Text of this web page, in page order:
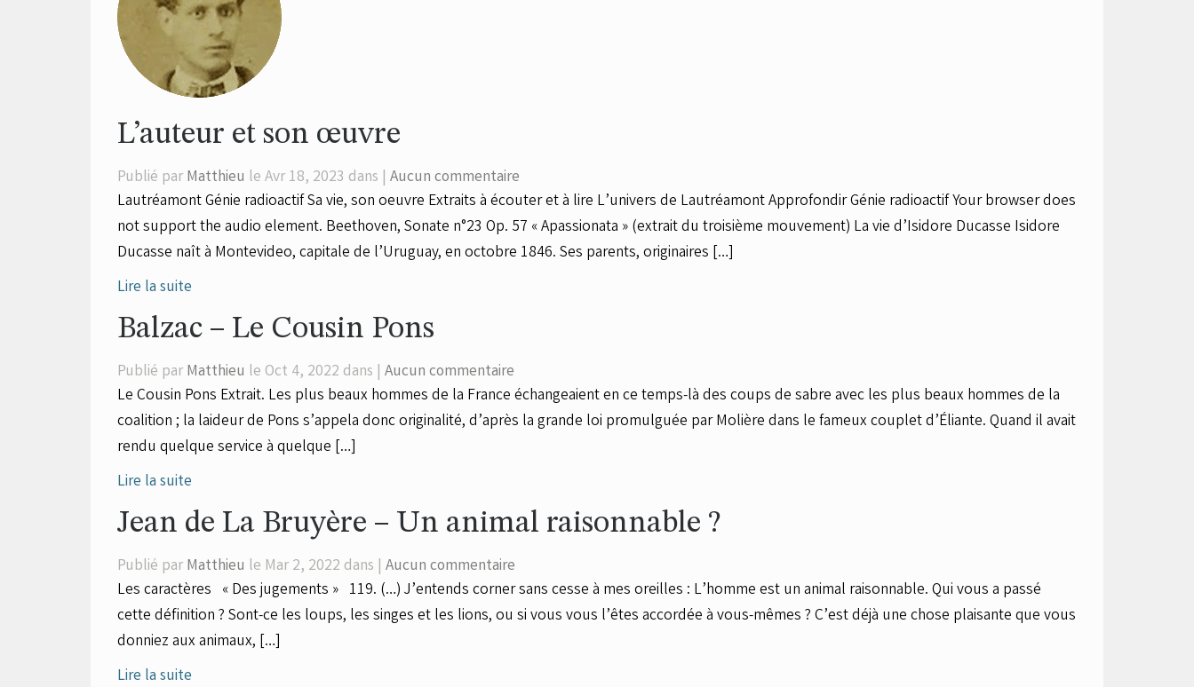
L’auteur et son œuvre
Publié par Matthieu le Avr 18, 2023 dans | Aucun commentaire
Lautréamont Génie radioactif Sa vie, son oeuvre Extraits à écouter et à lire L’univers de Lautréamont Approfondir Génie radioactif Your browser does
not support the audio element. Beethoven, Sonate n°23 Op. 57 « Apassionata » (extrait du troisième mouvement) La vie d’Isidore Ducasse Isidore
Ducasse naît à Montevideo, capitale de l’Uruguay, en octobre 1846. Ses parents, originaires […]
Lire la suite
Balzac – Le Cousin Pons
Publié par Matthieu le Oct 4, 2022 dans | Aucun commentaire
Le Cousin Pons Extrait. Les plus beaux hommes de la France échangeaient en ce temps-là des coups de sabre avec les plus beaux hommes de la
coalition ; la laideur de Pons s’appela donc originalité, d’après la grande loi promulguée par Molière dans le fameux couplet d’Éliante. Quand il avait
rendu quelque service à quelque […]
Lire la suite
Jean de La Bruyère – Un animal raisonnable ?
Publié par Matthieu le Mar 2, 2022 dans | Aucun commentaire
Les caractères « Des jugements » 119. (…) J’entends corner sans cesse à mes oreilles : L’homme est un animal raisonnable. Qui vous a passé
cette définition ? Sont-ce les loups, les singes et les lions, ou si vous vous l’êtes accordée à vous-mêmes ? C’est déjà une chose plaisante que vous
donniez aux animaux, […]
Lire la suite